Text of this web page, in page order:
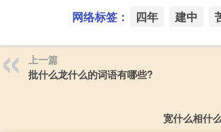
网络标签： 四年 建中
上一篇
批什么龙什么的词语有哪些?
宽什么相什